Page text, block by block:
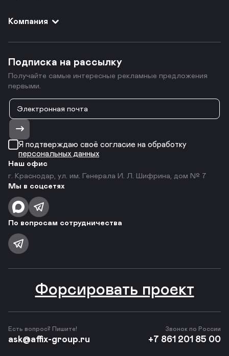
Компания
Подписка на рассылку
Получайте самые интересные рекламные предложения
первыми.
Я подтверждаю своё согласие на обработку
персональных данных
Наш офис
г. Краснодар, ул. им. Генерала И. Л. Шифрина, дом № 7
Мы в соцсетях
По вопросам сотрудничества
Есть вопрос? Пишите!
ask@affix-group.ru
Форсировать проект
Звонок по России
+7 861 201 85 00